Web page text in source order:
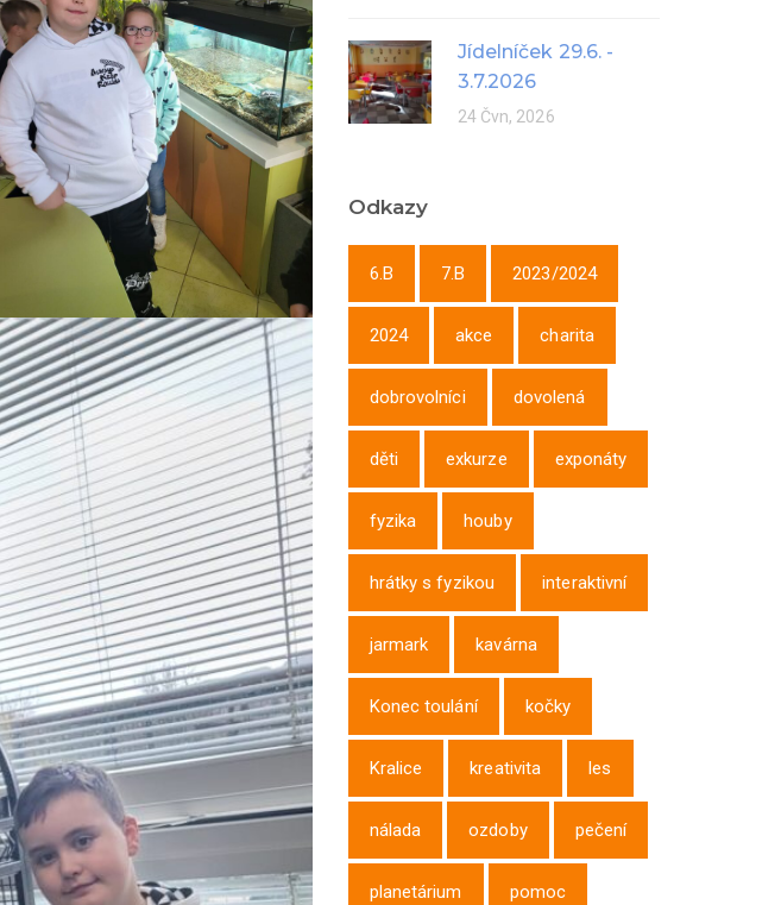
Jídelníček 29.6. -
3.7.2026
24 Čvn, 2026
Odkazy
6.B 7.B 2023/2024
2024 akce charita
dobrovolníci dovolená
děti exkurze exponáty
fyzika houby
hrátky s fyzikou interaktivní
jarmark kavárna
Konec toulání kočky
Kralice kreativita les
nálada ozdoby pečení
planetárium pomoc